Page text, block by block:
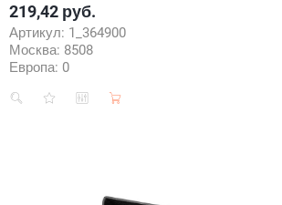
Цена
219,42 руб.
Артикул: 1_364900
Москва: 8508
Европа: 0